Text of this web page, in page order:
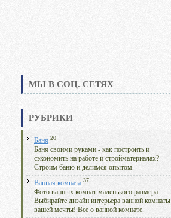
МЫ В СОЦ. СЕТЯХ
РУБРИКИ
Баня 20
Баня своими руками - как построить и
сэкономить на работе и стройматериалах?
Строим баню и делимся опытом.
Ванная комната 37
Фото ванных комнат маленького размера.
Выбирайте дизайн интерьера ванной комнаты
вашей мечты! Все о ванной комнате.